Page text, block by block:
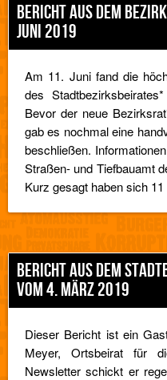
BERICHT AUS DEM
JUNI 2019
Am 11. Juni fand die
des
Bevor der neue
gab es nochmal eine
beschließen.
Straßen- und Tiefbauamt
Kurz gesagt haben sich
BERICHT AUS DEM
VOM 4. MÄRZ 2019
Dieser Bericht ist ein
Meyer, Ortsbeirat für
Newsletter schickt er